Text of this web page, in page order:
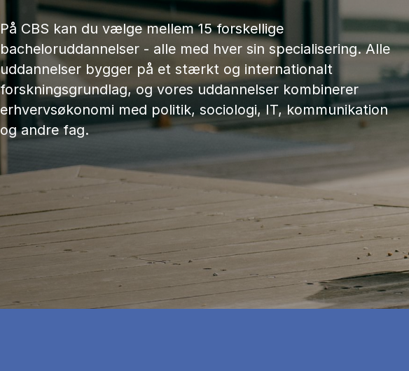
På CBS kan du vælge mellem 15 forskellige
bacheloruddannelser - alle med hver sin specialisering. Alle
uddannelser bygger på et stærkt og internationalt
forskningsgrundlag, og vores uddannelser kombinerer
erhvervsøkonomi med politik, sociologi, IT, kommunikation
og andre fag.